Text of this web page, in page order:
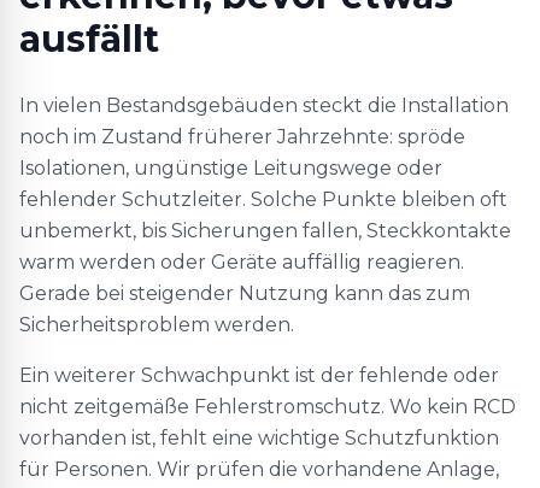
ausfällt
In vielen Bestandsgebäuden steckt die Installation
noch im Zustand früherer Jahrzehnte: spröde
Isolationen, ungünstige Leitungswege oder
fehlender Schutzleiter. Solche Punkte bleiben oft
unbemerkt, bis Sicherungen fallen, Steckkontakte
warm werden oder Geräte auffällig reagieren.
Gerade bei steigender Nutzung kann das zum
Sicherheitsproblem werden.
Ein weiterer Schwachpunkt ist der fehlende oder
nicht zeitgemäße Fehlerstromschutz. Wo kein RCD
vorhanden ist, fehlt eine wichtige Schutzfunktion
für Personen. Wir prüfen die vorhandene Anlage,